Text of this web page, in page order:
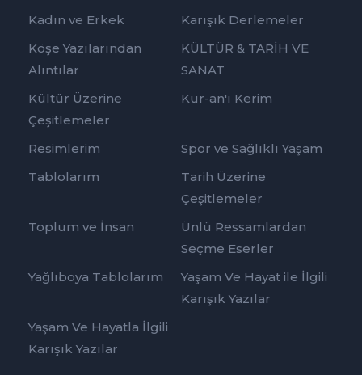
Kadın ve Erkek
Karışık Derlemeler
Köşe Yazılarından
Alıntılar
KÜLTÜR & TARİH VE
SANAT
Kültür Üzerine
Çeşitlemeler
Kur-an'ı Kerim
Resimlerim
Spor ve Sağlıklı Yaşam
Tablolarım
Tarih Üzerine
Çeşitlemeler
Toplum ve İnsan
Ünlü Ressamlardan
Seçme Eserler
Yağlıboya Tablolarım
Yaşam Ve Hayat ile İlgili
Karışık Yazılar
Yaşam Ve Hayatla İlgili
Karışık Yazılar